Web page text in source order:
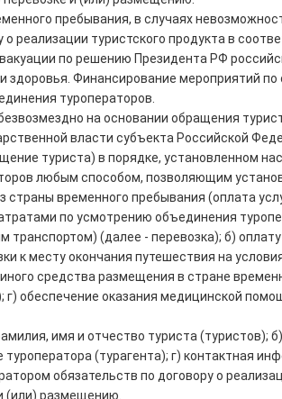
пребывания, в случаях
туристского продукта в
по решению Президента РФ
здоровья. Финансирование мероприятий
туроператоров.
на основании обращения
власти субъекта Российской
туриста) в порядке, установленном
любым способом, позволяющим
временного пребывания (оплата
по усмотрению объединения
(далее - перевозка); б)
месту окончания путешествия на
средства размещения в стране
обеспечение оказания медицинской
имя и отчество туриста (туристов);
(турагента); г) контактная
обязательств по договору о
(или) размещению.